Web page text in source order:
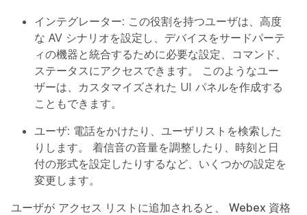
インテグレーター: この役割を持つユーザは、高度
な AV シナリオを設定し、デバイスをサードパーテ
ィの機器と統合するために必要な設定、コマンド、
ステータスにアクセスできます。 このようなユー
ザーは、カスタマイズされた UI パネルを作成する
こともできます。
ユーザ: 電話をかけたり、ユーザリストを検索した
りします。 着信音の音量を調整したり、時刻と日
付の形式を設定したりするなど、いくつかの設定を
変更します。
ユーザが アクセス リスト に追加されると、 Webex 資格